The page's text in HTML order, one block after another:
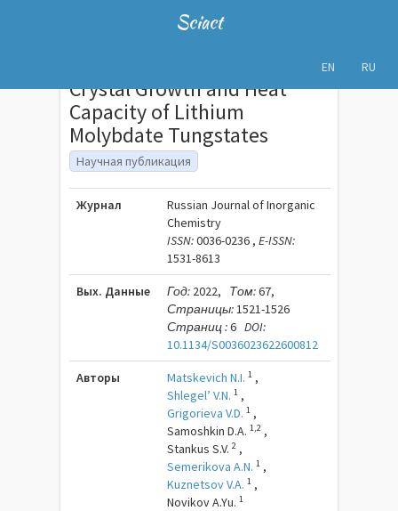
Sciact
EN RU
Crystal Growth and Heat
Capacity of Lithium
Molybdate Tungstates
Научная публикация
Журнал
Russian Journal of Inorganic
Chemistry
ISSN:0036-0236 ,E-ISSN:
1531-8613
Вых. Данные Год: 2022, Том:67,
Страницы:1521-1526
Страниц :6 DOI:
10.1134/S0036023622600812
Авторы Matskevich N.I. 1 ,
Shlegel’ V.N. 1 ,
Grigorieva V.D. 1 ,
Samoshkin D.A.1,2 ,
Stankus S.V.2 ,
Semerikova A.N. 1 ,
Kuznetsov V.A. 1 ,
Novikov A.Yu.1